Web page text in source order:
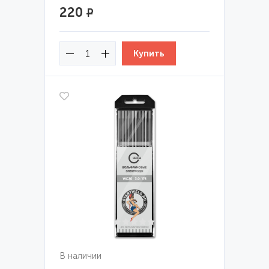
220 Р
В наличии